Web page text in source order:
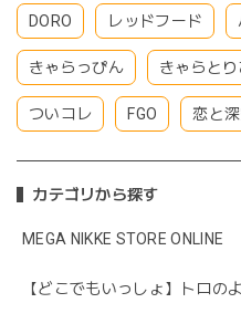
DORO レッドフード
きゃらっぴん きゃらとり
ついコレ FGO 恋と
カテゴリから探す
MEGA NIKKE STORE ONLINE
【どこでもいっしょ】トロの